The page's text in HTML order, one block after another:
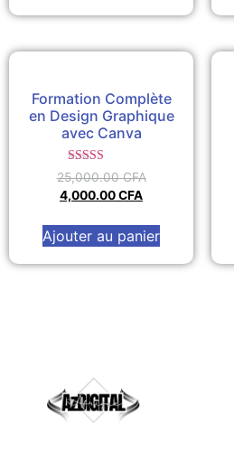
Formation Complète
en Design Graphique
avec Canva
Note
5.00
sur 5
25,000.00CFA
4,000.00CFA
Ajouter au panier